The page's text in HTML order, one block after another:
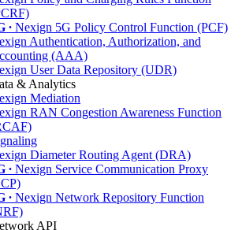
∙ Nexign 5G Policy Control Function (PCF)
Authentication, Authorization, and
(AAA)
User Data Repository (UDR)
& Analytics
Mediation
RAN Congestion Awareness Function
Diameter Routing Agent (DRA)
∙ Nexign Service Communication Proxy
∙ Nexign Network Repository Function
API